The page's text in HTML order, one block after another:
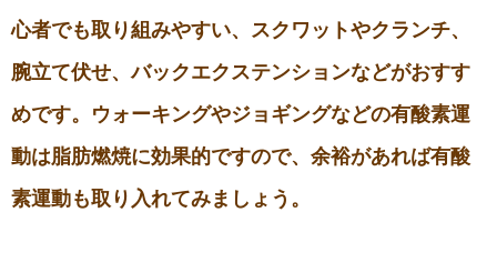
心者でも取り組みやすい、スクワットやクランチ、
腕立て伏せ、バックエクステンションなどがおすす
めです。ウォーキングやジョギングなどの有酸素運
動は脂肪燃焼に効果的ですので、余裕があれば有酸
素運動も取り入れてみましょう。